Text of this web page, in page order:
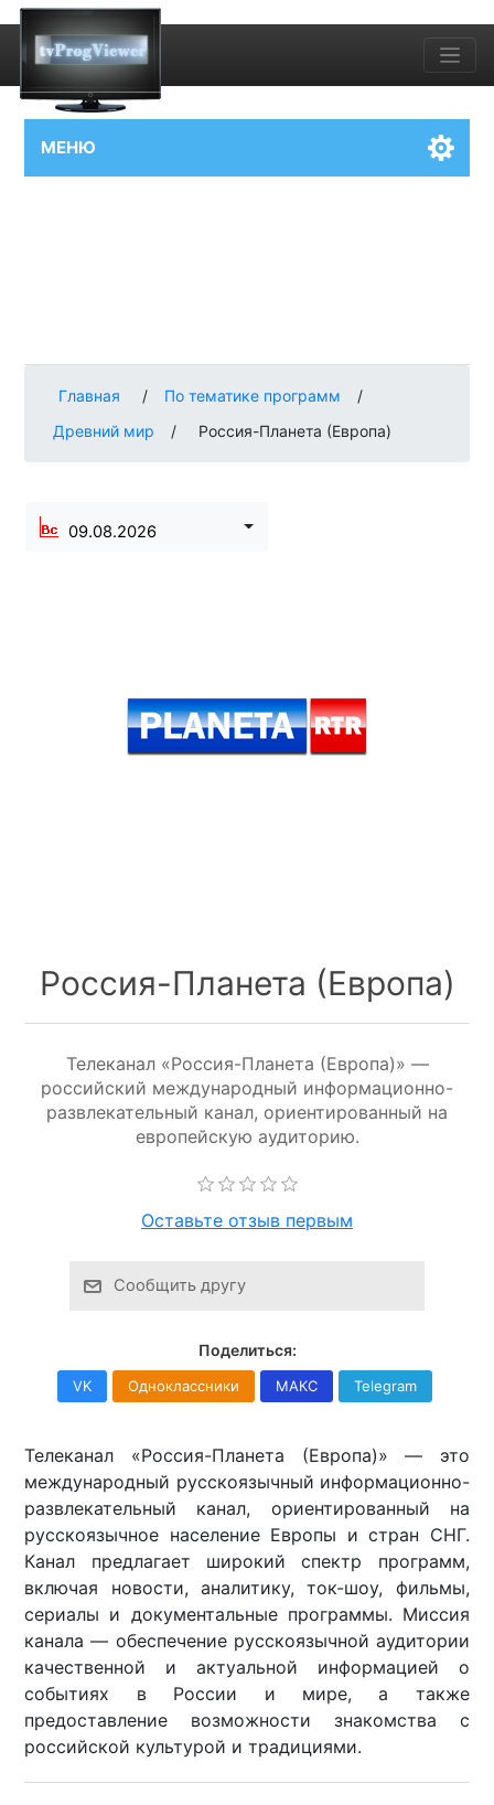
МЕНЮ
Главная / По тематике программ
/
Древний мир
/ Россия-Планета (Европа)
09.08.2026
Россия-Планета (Европа)
Телеканал «Россия-Планета (Европа)» —
российский международный информационно-
развлекательный канал, ориентированный на
европейскую аудиторию.
Оставьте отзыв первым
Сообщить другу
Поделиться:
VK Одноклассники МАКС Telegram
Телеканал «Россия-Планета (Европа)» — это
международный русскоязычный информационно-
развлекательный канал, ориентированный на
русскоязычное население Европы и стран СНГ.
Канал предлагает широкий спектр программ,
включая новости, аналитику, ток-шоу, фильмы,
сериалы и документальные программы. Миссия
канала — обеспечение русскоязычной аудитории
качественной и актуальной информацией о
событиях в России и мире, а также
предоставление возможности знакомства с
российской культурой и традициями.